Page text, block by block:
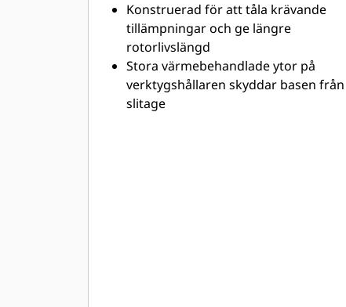
Konstruerad för att tåla krävande
tillämpningar och ge längre
rotorlivslängd
Stora värmebehandlade ytor på
verktygshållaren skyddar basen från
slitage